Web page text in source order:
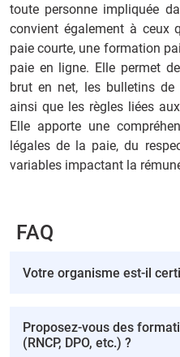
toute personne impliquée
convient également à ceux
paie courte, une formation
paie en ligne. Elle permet
brut en net, les bulletins
ainsi que les règles liées
Elle apporte une
légales de la paie, du
variables impactant la
FAQ
Votre organisme est-il
Proposez-vous des
(RNCP, DPO, etc.) ?